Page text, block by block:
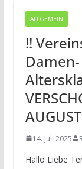
ALLGEMEIN
!!
14. Juli 2025
Hallo Liebe